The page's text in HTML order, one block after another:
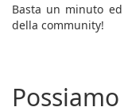
Basta un minuto
della community!